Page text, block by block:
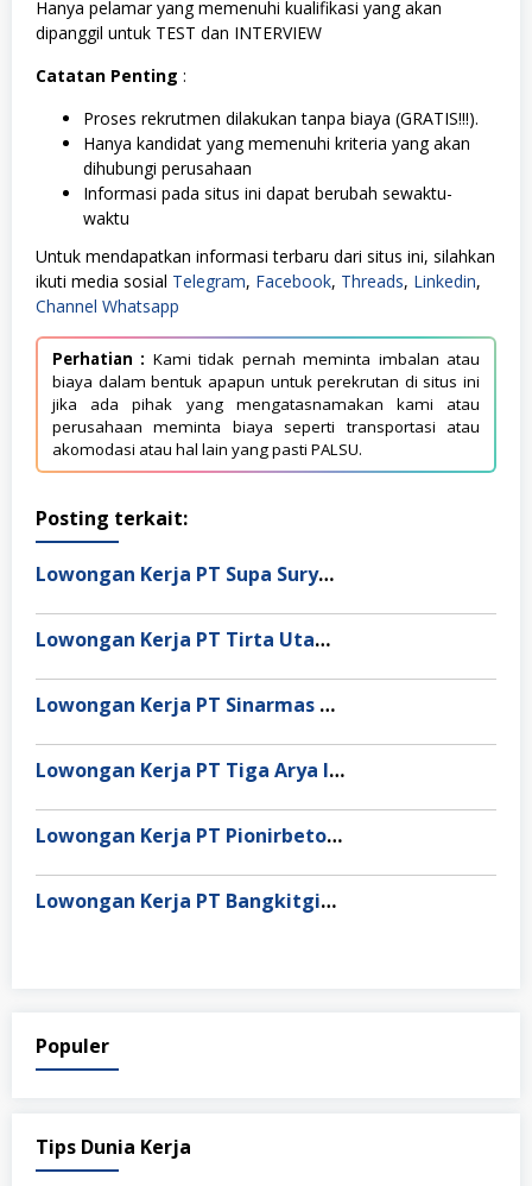
Hanya pelamar yang memenuhi kualifikasi yang akan
dipanggil untuk TEST dan INTERVIEW
Catatan Penting :
Proses rekrutmen dilakukan tanpa biaya (GRATIS!!!).
Hanya kandidat yang memenuhi kriteria yang akan
dihubungi perusahaan
Informasi pada situs ini dapat berubah sewaktu-
waktu
Untuk mendapatkan informasi terbaru dari situs ini, silahkan
ikuti media sosial Telegram, Facebook, Threads, Linkedin,
Channel Whatsapp
Perhatian : Kami tidak pernah meminta imbalan atau
biaya dalam bentuk apapun untuk perekrutan di situs ini
jika ada pihak yang mengatasnamakan kami atau
perusahaan meminta biaya seperti transportasi atau
akomodasi atau hal lain yang pasti PALSU.
Posting terkait:
Lowongan Kerja PT Supa Surya Niaga
Lowongan Kerja PT Tirta Utama Abadi
Lowongan Kerja PT Sinarmas Distribusi Nusantara
Lowongan Kerja PT Tiga Arya Inggil
Lowongan Kerja PT Pionirbeton Industri
Lowongan Kerja PT Bangkitgiat Usaha Mandiri (NT Corp)
Populer
Tips Dunia Kerja